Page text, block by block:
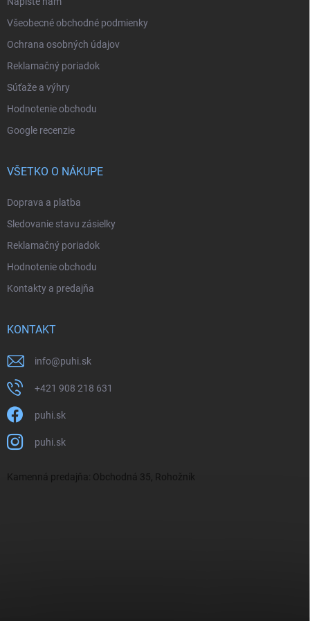
Všeobecné obchodné podmienky
Ochrana osobných údajov
Reklamačný poriadok
Súťaže a výhry
Hodnotenie obchodu
Google recenzie
VŠETKO O NÁKUPE
Doprava a platba
Sledovanie stavu zásielky
Reklamačný poriadok
Hodnotenie obchodu
Kontakty a predajňa
KONTAKT
info@puhi.sk
+421 908 218 631
puhi.sk
puhi.sk
Kamenná predajňa: Obchodná 35, Rohožník